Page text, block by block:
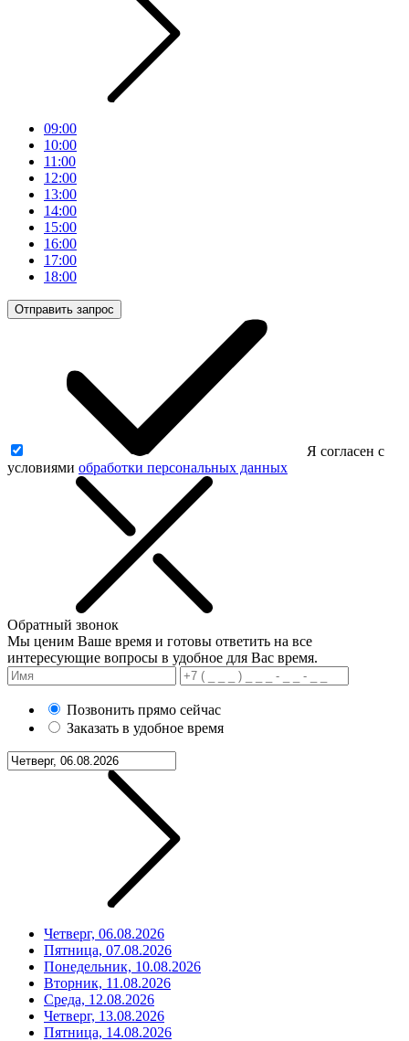
09:00
10:00
11:00
12:00
13:00
14:00
15:00
16:00
17:00
18:00
Отправить запрос
Я согласен с
условиями обработки персональных данных
Обратный звонок
Мы ценим Ваше время и готовы ответить на все
интересующие вопросы в удобное для Вас время.
Позвонить прямо сейчас
Заказать в удобное время
Четверг, 06.08.2026
Пятница, 07.08.2026
Понедельник, 10.08.2026
Вторник, 11.08.2026
Среда, 12.08.2026
Четверг, 13.08.2026
Пятница, 14.08.2026